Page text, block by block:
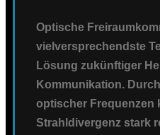
Optische
vielversprechendste
Lösung zukünftiger
Kommunikation.
optischer Frequenzen
Strahldivergenz stark